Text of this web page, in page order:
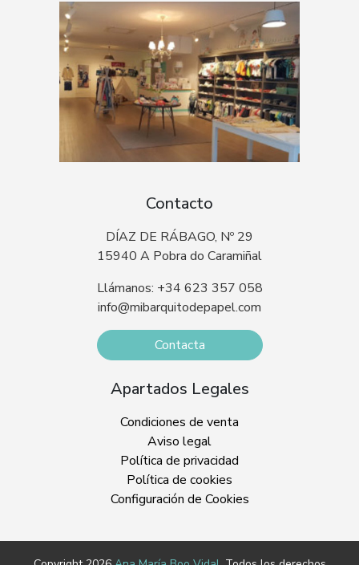
Contacto
DÍAZ DE RÁBAGO, Nº 29
15940 A Pobra do Caramiñal
Llámanos: +34 623 357 058
info@mibarquitodepapel.com
Contacta
Apartados Legales
Condiciones de venta
Aviso legal
Política de privacidad
Política de cookies
Configuración de Cookies